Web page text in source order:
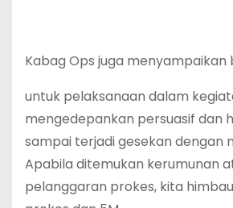
Kabag Ops juga menyampaikan
untuk pelaksanaan dalam
mengedepankan persuasif dan
sampai terjadi gesekan dengan
Apabila ditemukan kerumunan
pelanggaran prokes, kita